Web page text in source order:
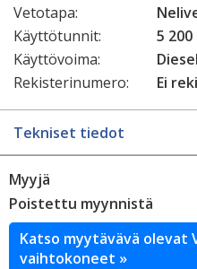
Vetotapa:
Käyttötunnit:
5 200
Käyttövoima:
Diesel
Rekisterinumero:
Ei
Tekniset tiedot
Myyjä
Poistettu myynnistä
Katso myytävävä olevat
vaihtokoneet »